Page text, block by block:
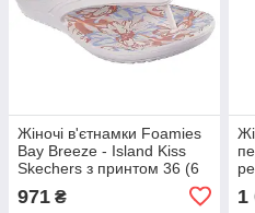
Жіночі в'єтнамки Foamies
Bay Breeze - Island Kiss
Skechers з принтом 36 (6
1159854965
971 ₴ 1